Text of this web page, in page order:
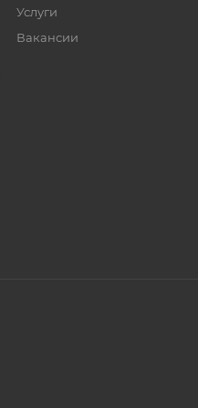
Услуги
Вакансии